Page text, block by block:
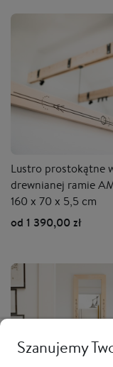
Lustro prostokątne
drewnianej ramie
160 x 70 x 5,5 cm
od 1 390,00 zł
Szanujemy